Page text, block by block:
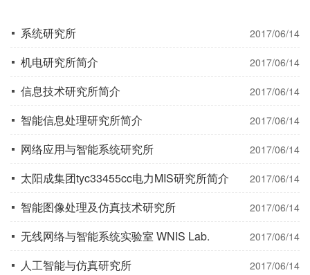
2017/06/14
系统研究所
2017/06/14
机电研究所简介
2017/06/14
信息技术研究所简介
2017/06/14
智能信息处理研究所简介
2017/06/14
网络应用与智能系统研究所
2017/06/14
太阳成集团tyc33455cc电力MIS研究所简介
2017/06/14
智能图像处理及仿真技术研究所
2017/06/14
无线网络与智能系统实验室 WNIS Lab.
2017/06/14
人工智能与仿真研究所